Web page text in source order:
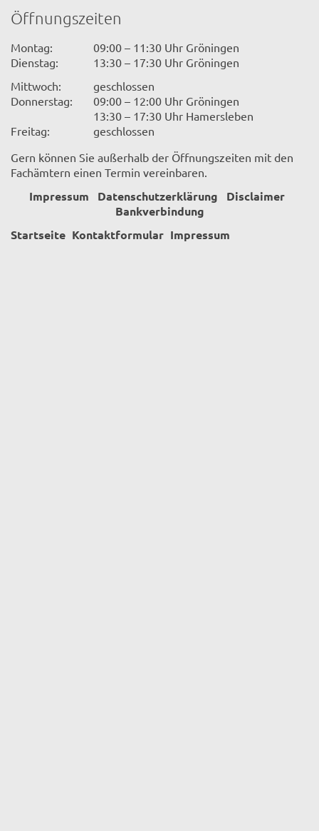
Öffnungszeiten
Montag:
09:00 – 11:30 Uhr Gröningen
Dienstag:
13:30 – 17:30 Uhr Gröningen
Mittwoch:
geschlossen
Donnerstag:
09:00 – 12:00 Uhr Gröningen
13:30 – 17:30 Uhr Hamersleben
Freitag:
geschlossen
Gern können Sie außerhalb der Öffnungszeiten mit den
Fachämtern einen Termin vereinbaren.
Impressum Datenschutzerklärung
Disclaimer
Bankverbindung
Startseite Kontaktformular Impressum